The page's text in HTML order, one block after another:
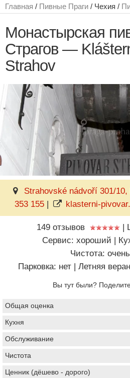
Главная / Пивные Праги / Чехия /
Монастырская
Страгов —
Strahov
Strahovské nádvoří 301/10,
353 155 | klasterni-
149 отзывов |
Сервис: хороший |
Чистота:
Парковка: нет | Летняя
Вы тут были?
Общая оценка
Кухня
Обслуживание
Чистота
Ценник (дёшево - дорого)